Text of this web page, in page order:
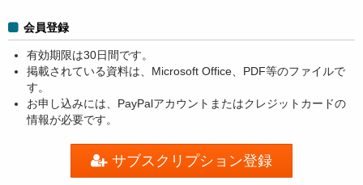
会員登録
有効期限は30日間です。
掲載されている資料は、Microsoft Office、PDF等のファイルで
す。
お申し込みには、PayPalアカウントまたはクレジットカードの
情報が必要です。
サブスクリプション登録